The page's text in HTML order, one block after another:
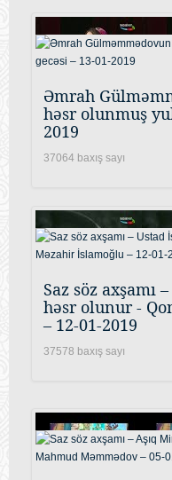
Əmrah
həsr olunmuş
2019
37064 baxış sayı
Saz söz axşamı
həsr olunur -
– 12-01-2019
37578 baxış sayı